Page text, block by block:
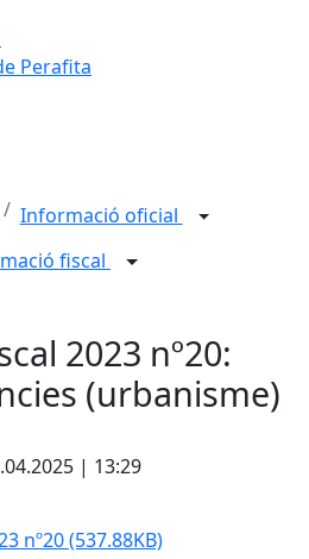
Perafita
Informació oficial
fiscal
2023 nº20:
(urbanisme)
| 13:29
nº20(537.88KB)